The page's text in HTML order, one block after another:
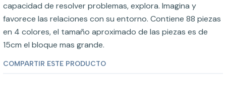
capacidad de resolver problemas, explora. Imagina y
favorece las relaciones con su entorno. Contiene 88 piezas
en 4 colores, el tamaño aproximado de las piezas es de
15cm el bloque mas grande.
COMPARTIR ESTE PRODUCTO